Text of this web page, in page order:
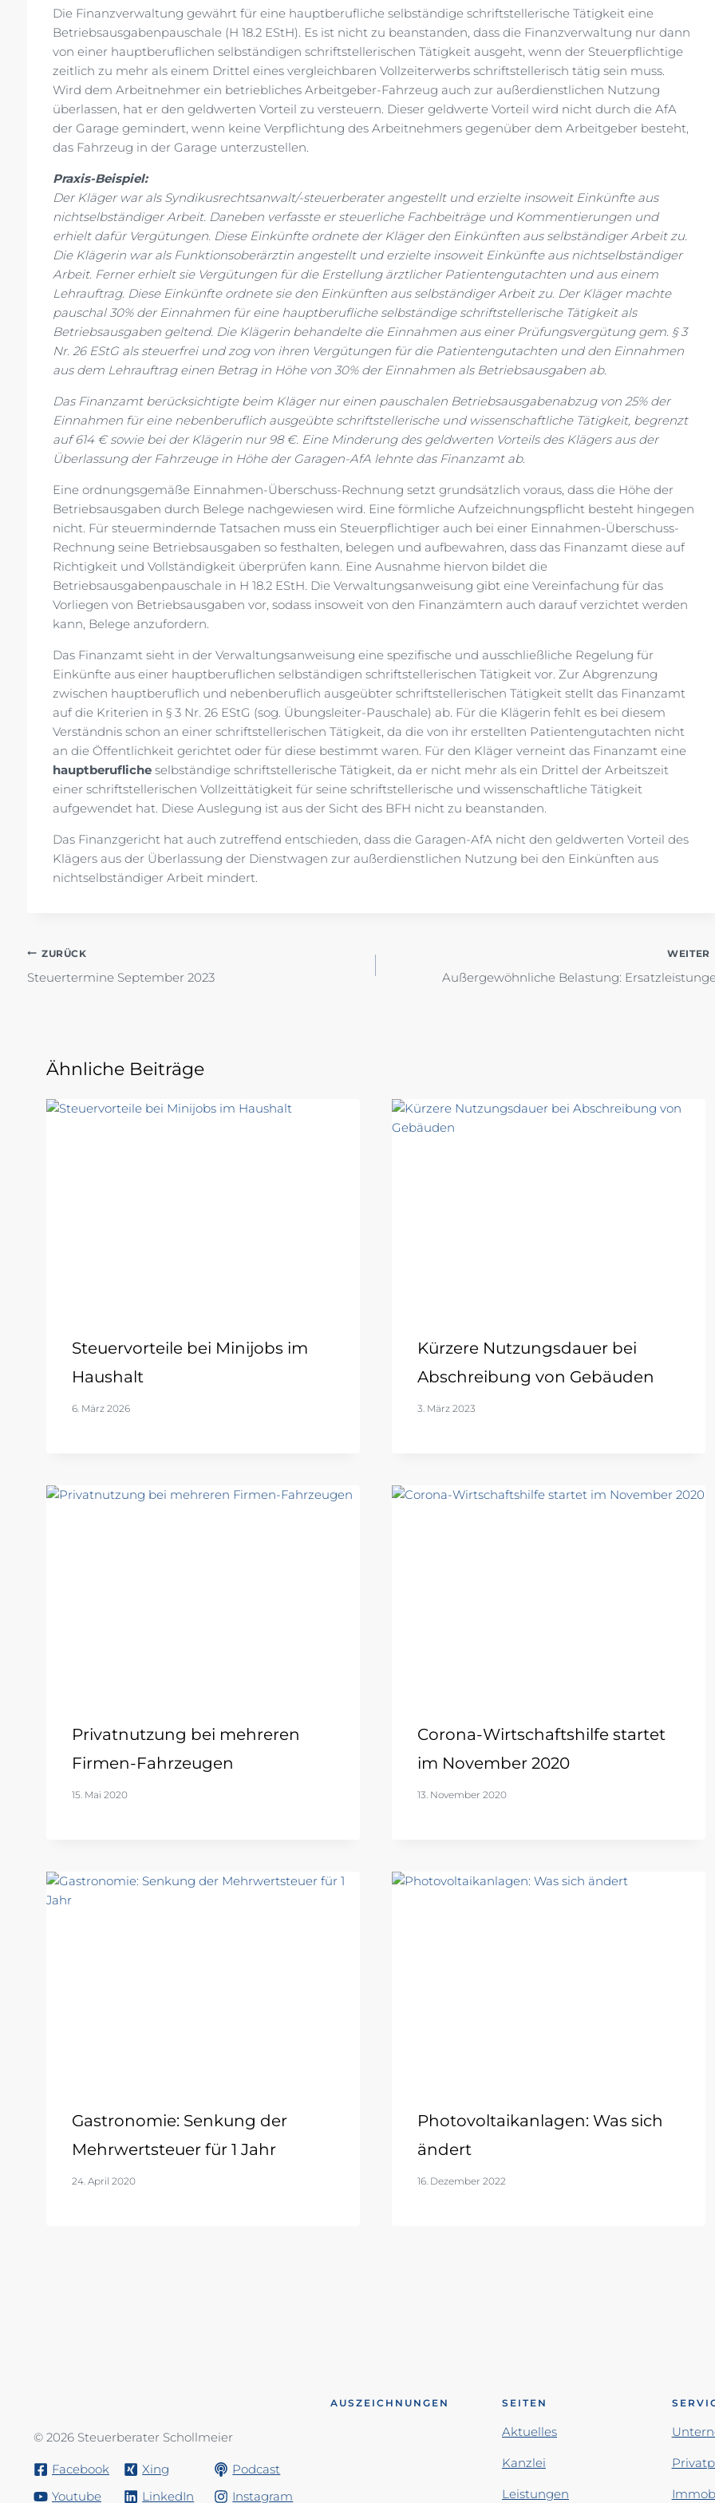
Die Finanzverwaltung gewährt für eine hauptberufliche selbständige schriftstellerische Tätigkeit eine
Betriebsausgabenpauschale (H 18.2 EStH). Es ist nicht zu beanstanden, dass die Finanzverwaltung nur dann
von einer hauptberuflichen selbständigen schriftstellerischen Tätigkeit ausgeht, wenn der Steuerpflichtige
zeitlich zu mehr als einem Drittel eines vergleichbaren Vollzeiterwerbs schriftstellerisch tätig sein muss.
Wird dem Arbeitnehmer ein betriebliches Arbeitgeber-Fahrzeug auch zur außerdienstlichen Nutzung
überlassen, hat er den geldwerten Vorteil zu versteuern. Dieser geldwerte Vorteil wird nicht durch die AfA
der Garage gemindert, wenn keine Verpflichtung des Arbeitnehmers gegenüber dem Arbeitgeber besteht,
das Fahrzeug in der Garage unterzustellen.
Praxis-Beispiel:
Der Kläger war als Syndikusrechtsanwalt/-steuerberater angestellt und erzielte insoweit Einkünfte aus
nichtselbständiger Arbeit. Daneben verfasste er steuerliche Fachbeiträge und Kommentierungen und
erhielt dafür Vergütungen. Diese Einkünfte ordnete der Kläger den Einkünften aus selbständiger Arbeit zu.
Die Klägerin war als Funktionsoberärztin angestellt und erzielte insoweit Einkünfte aus nichtselbständiger
Arbeit. Ferner erhielt sie Vergütungen für die Erstellung ärztlicher Patientengutachten und aus einem
Lehrauftrag. Diese Einkünfte ordnete sie den Einkünften aus selbständiger Arbeit zu. Der Kläger machte
pauschal 30% der Einnahmen für eine hauptberufliche selbständige schriftstellerische Tätigkeit als
Betriebsausgaben geltend. Die Klägerin behandelte die Einnahmen aus einer Prüfungsvergütung gem. § 3
Nr. 26 EStG als steuerfrei und zog von ihren Vergütungen für die Patientengutachten und den Einnahmen
aus dem Lehrauftrag einen Betrag in Höhe von 30% der Einnahmen als Betriebsausgaben ab.
Das Finanzamt berücksichtigte beim Kläger nur einen pauschalen Betriebsausgabenabzug von 25% der
Einnahmen für eine nebenberuflich ausgeübte schriftstellerische und wissenschaftliche Tätigkeit, begrenzt
auf 614 € sowie bei der Klägerin nur 98 €. Eine Minderung des geldwerten Vorteils des Klägers aus der
Überlassung der Fahrzeuge in Höhe der Garagen-AfA lehnte das Finanzamt ab.
Eine ordnungsgemäße Einnahmen-Überschuss-Rechnung setzt grundsätzlich voraus, dass die Höhe der
Betriebsausgaben durch Belege nachgewiesen wird. Eine förmliche Aufzeichnungspflicht besteht hingegen
nicht. Für steuermindernde Tatsachen muss ein Steuerpflichtiger auch bei einer Einnahmen-Überschuss-
Rechnung seine Betriebsausgaben so festhalten, belegen und aufbewahren, dass das Finanzamt diese auf
Richtigkeit und Vollständigkeit überprüfen kann. Eine Ausnahme hiervon bildet die
Betriebsausgabenpauschale in H 18.2 EStH. Die Verwaltungsanweisung gibt eine Vereinfachung für das
Vorliegen von Betriebsausgaben vor, sodass insoweit von den Finanzämtern auch darauf verzichtet werden
kann, Belege anzufordern.
Das Finanzamt sieht in der Verwaltungsanweisung eine spezifische und ausschließliche Regelung für
Einkünfte aus einer hauptberuflichen selbständigen schriftstellerischen Tätigkeit vor. Zur Abgrenzung
zwischen hauptberuflich und nebenberuflich ausgeübter schriftstellerischen Tätigkeit stellt das Finanzamt
auf die Kriterien in § 3 Nr. 26 EStG (sog. Übungsleiter-Pauschale) ab. Für die Klägerin fehlt es bei diesem
Verständnis schon an einer schriftstellerischen Tätigkeit, da die von ihr erstellten Patientengutachten nicht
an die Öffentlichkeit gerichtet oder für diese bestimmt waren. Für den Kläger verneint das Finanzamt eine
hauptberufliche selbständige schriftstellerische Tätigkeit, da er nicht mehr als ein Drittel der Arbeitszeit
einer schriftstellerischen Vollzeittätigkeit für seine schriftstellerische und wissenschaftliche Tätigkeit
aufgewendet hat. Diese Auslegung ist aus der Sicht des BFH nicht zu beanstanden.
Das Finanzgericht hat auch zutreffend entschieden, dass die Garagen-AfA nicht den geldwerten Vorteil des
Klägers aus der Überlassung der Dienstwagen zur außerdienstlichen Nutzung bei den Einkünften aus
nichtselbständiger Arbeit mindert.
Beitragsnavigation
ZURÜCK
Steuertermine September 2023
WEITER
Außergewöhnliche Belastung:
Ähnliche Beiträge
Steuervorteile bei Minijobs im
Haushalt
6. März 2026
Kürzere Nutzungsdauer bei
Abschreibung von Gebäuden
3. März 2023
Privatnutzung bei mehreren
Firmen-Fahrzeugen
15. Mai 2020
Corona-Wirtschaftshilfe startet
im November 2020
13. November 2020
Gastronomie: Senkung der
Mehrwertsteuer für 1 Jahr
24. April 2020
Photovoltaikanlagen: Was sich
ändert
16. Dezember 2022
© 2026 Steuerberater Schollmeier
Facebook Xing
Podcast
Youtube
LinkedIn Instagram
AUSZEICHNUNGEN SEITEN
Aktuelles
Kanzlei
Leistungen